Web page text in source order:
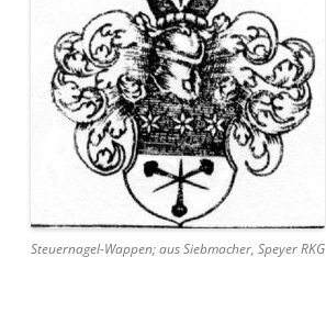
Steuernagel-Wappen; aus Siebmacher, Speyer RKG